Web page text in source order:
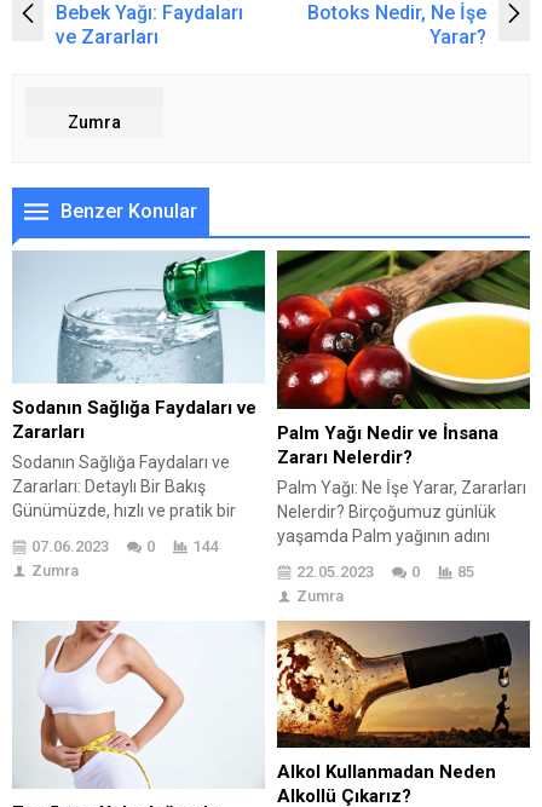
Bebek Yağı: Faydaları
ve Zararları
Botoks Nedir, Ne İşe
Yarar?
Zumra
Benzer Konular
Sodanın Sağlığa Faydaları ve
Zararları
Sodanın Sağlığa Faydaları ve
Zararları: Detaylı Bir Bakış
Günümüzde, hızlı ve pratik bir
içecekler birçok kişi için
vazgeçilmez bir tüketim ürünü
sodanın sağlık üzerindeki
etkilerini anlamak ve bilinçli bir
şekilde tüketmek büyük önem
taşımaktadır. 🍹 Bu yazımızda,
sağlıkla ilgili faydalarını ve
risklerini...
07.06.2023 0
144
Zumra
Palm Yağı Nedir ve İnsana
Zararı Nelerdir?
Palm Yağı: Ne İşe Yarar, Zararları
Nelerdir? Birçoğumuz günlük
yaşamda Palm yağının adını
pek hakim olmayabiliriz. Bu yağın
doğru bir şekilde tüketiminin nasıl
olması gerektiği üzerinde
duracağız. Böylece daha bilinçli
bir tüketici olabileceksiniz. Palm
Yağı Nedir? Tropikal meyve olan
yağ Palmmiyesinin meyvesinden
elde edilen bir tür yağdır....
22.05.2023 0
85
Zumra
Alkol Kullanmadan Neden
Alkollü Çıkarız?